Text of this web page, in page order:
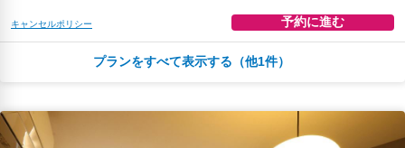
キャンセルポリシー 予約に進む
税・サービス料 ￥1,937含む
95ポイント
2026年08月19日までキャンセル無料
プランをすべて表示する（他1件）